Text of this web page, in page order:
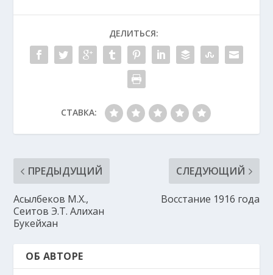
ДЕЛИТЬСЯ:
СТАВКА:
ПРЕДЫДУЩИЙ
Асылбеков М.Х.,
Сеитов Э.Т. Алихан
Букейхан
СЛЕДУЮЩИЙ
Восстание 1916 года
ОБ АВТОРЕ